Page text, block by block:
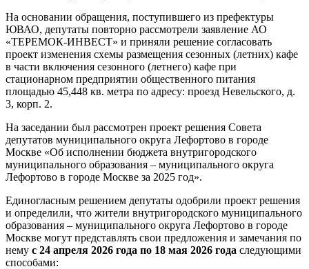
На основании обращения, поступившего из префектуры
ЮВАО, депутаты повторно рассмотрели заявление АО
«ТЕРЕМОК-ИНВЕСТ» и приняли решение согласовать
проект изменения схемы размещения сезонных (летних) кафе
в части включения сезонного (летнего) кафе при
стационарном предприятии общественного питания
площадью 45,448 кв. метра по адресу: проезд Невельского, д.
3, корп. 2.
На заседании был рассмотрен проект решения Совета
депутатов муниципального округа Лефортово в городе
Москве «Об исполнении бюджета внутригородского
муниципального образования – муниципального округа
Лефортово в городе Москве за 2025 год».
Единогласным решением депутаты одобрили проект решения
и определили, что жители внутригородского муниципального
образования – муниципального округа Лефортово в городе
Москве могут представлять свои предложения и замечания по
нему с 24 апреля 2026 года по 18 мая 2026 года следующими
способами: